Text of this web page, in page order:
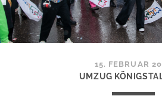
15. FEBRUAR
UMZUG